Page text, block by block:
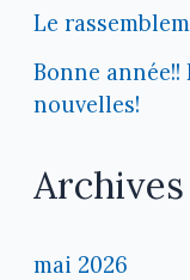
Le
Bonne
nouvelles!
Archives
mai 2026